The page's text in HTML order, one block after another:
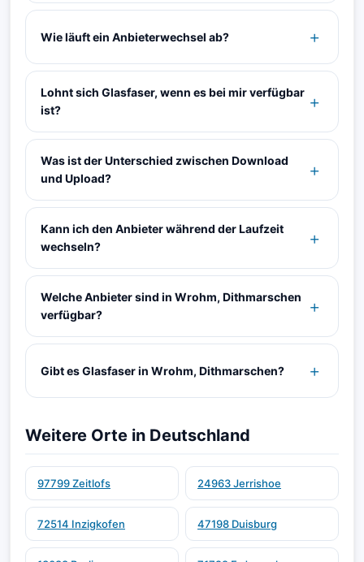
Wie läuft ein Anbieterwechsel ab?
Lohnt sich Glasfaser, wenn es bei mir verfügbar
ist?
Was ist der Unterschied zwischen Download
und Upload?
Kann ich den Anbieter während der Laufzeit
wechseln?
Welche Anbieter sind in Wrohm, Dithmarschen
verfügbar?
Gibt es Glasfaser in Wrohm, Dithmarschen?
Weitere Orte in Deutschland
97799 Zeitlofs 24963 Jerrishoe
72514 Inzigkofen 47198 Duisburg